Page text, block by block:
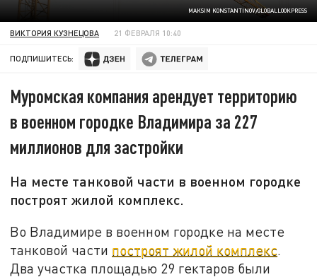
MAKSIM KONSTANTINOV/GLOBALLOOKPRESS
ВИКТОРИЯ КУЗНЕЦОВА 21 ФЕВРАЛЯ 10:40
ПОДПИШИТЕСЬ:
Муромская компания арендует территорию
в военном городке Владимира за 227
миллионов для застройки
На месте танковой части в военном городке
построят жилой комплекс.
Во Владимире в военном городке на месте
танковой части построят жилой комплекс.
Два участка площадью 29 гектаров были